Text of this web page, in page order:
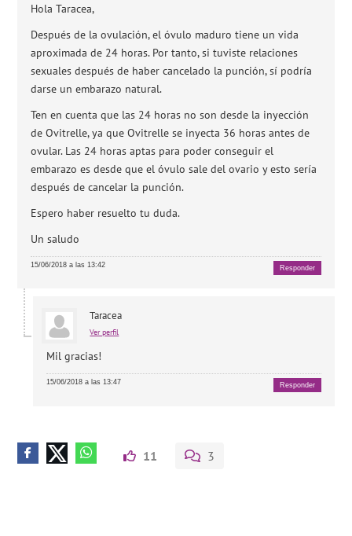
Hola Taracea,
Después de la ovulación, el óvulo maduro tiene un vida
aproximada de 24 horas. Por tanto, si tuviste relaciones
sexuales después de haber cancelado la punción, sí podría
darse un embarazo natural.
Ten en cuenta que las 24 horas no son desde la inyección
de Ovitrelle, ya que Ovitrelle se inyecta 36 horas antes de
ovular. Las 24 horas aptas para poder conseguir el
embarazo es desde que el óvulo sale del ovario y esto sería
después de cancelar la punción.
Espero haber resuelto tu duda.
Un saludo
15/06/2018 a las 13:42 Responder
Taracea
Ver perfil
Mil gracias!
15/06/2018 a las 13:47 Responder
11 3